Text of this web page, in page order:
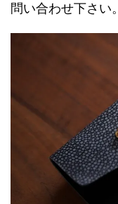
問い合わせ下さい。